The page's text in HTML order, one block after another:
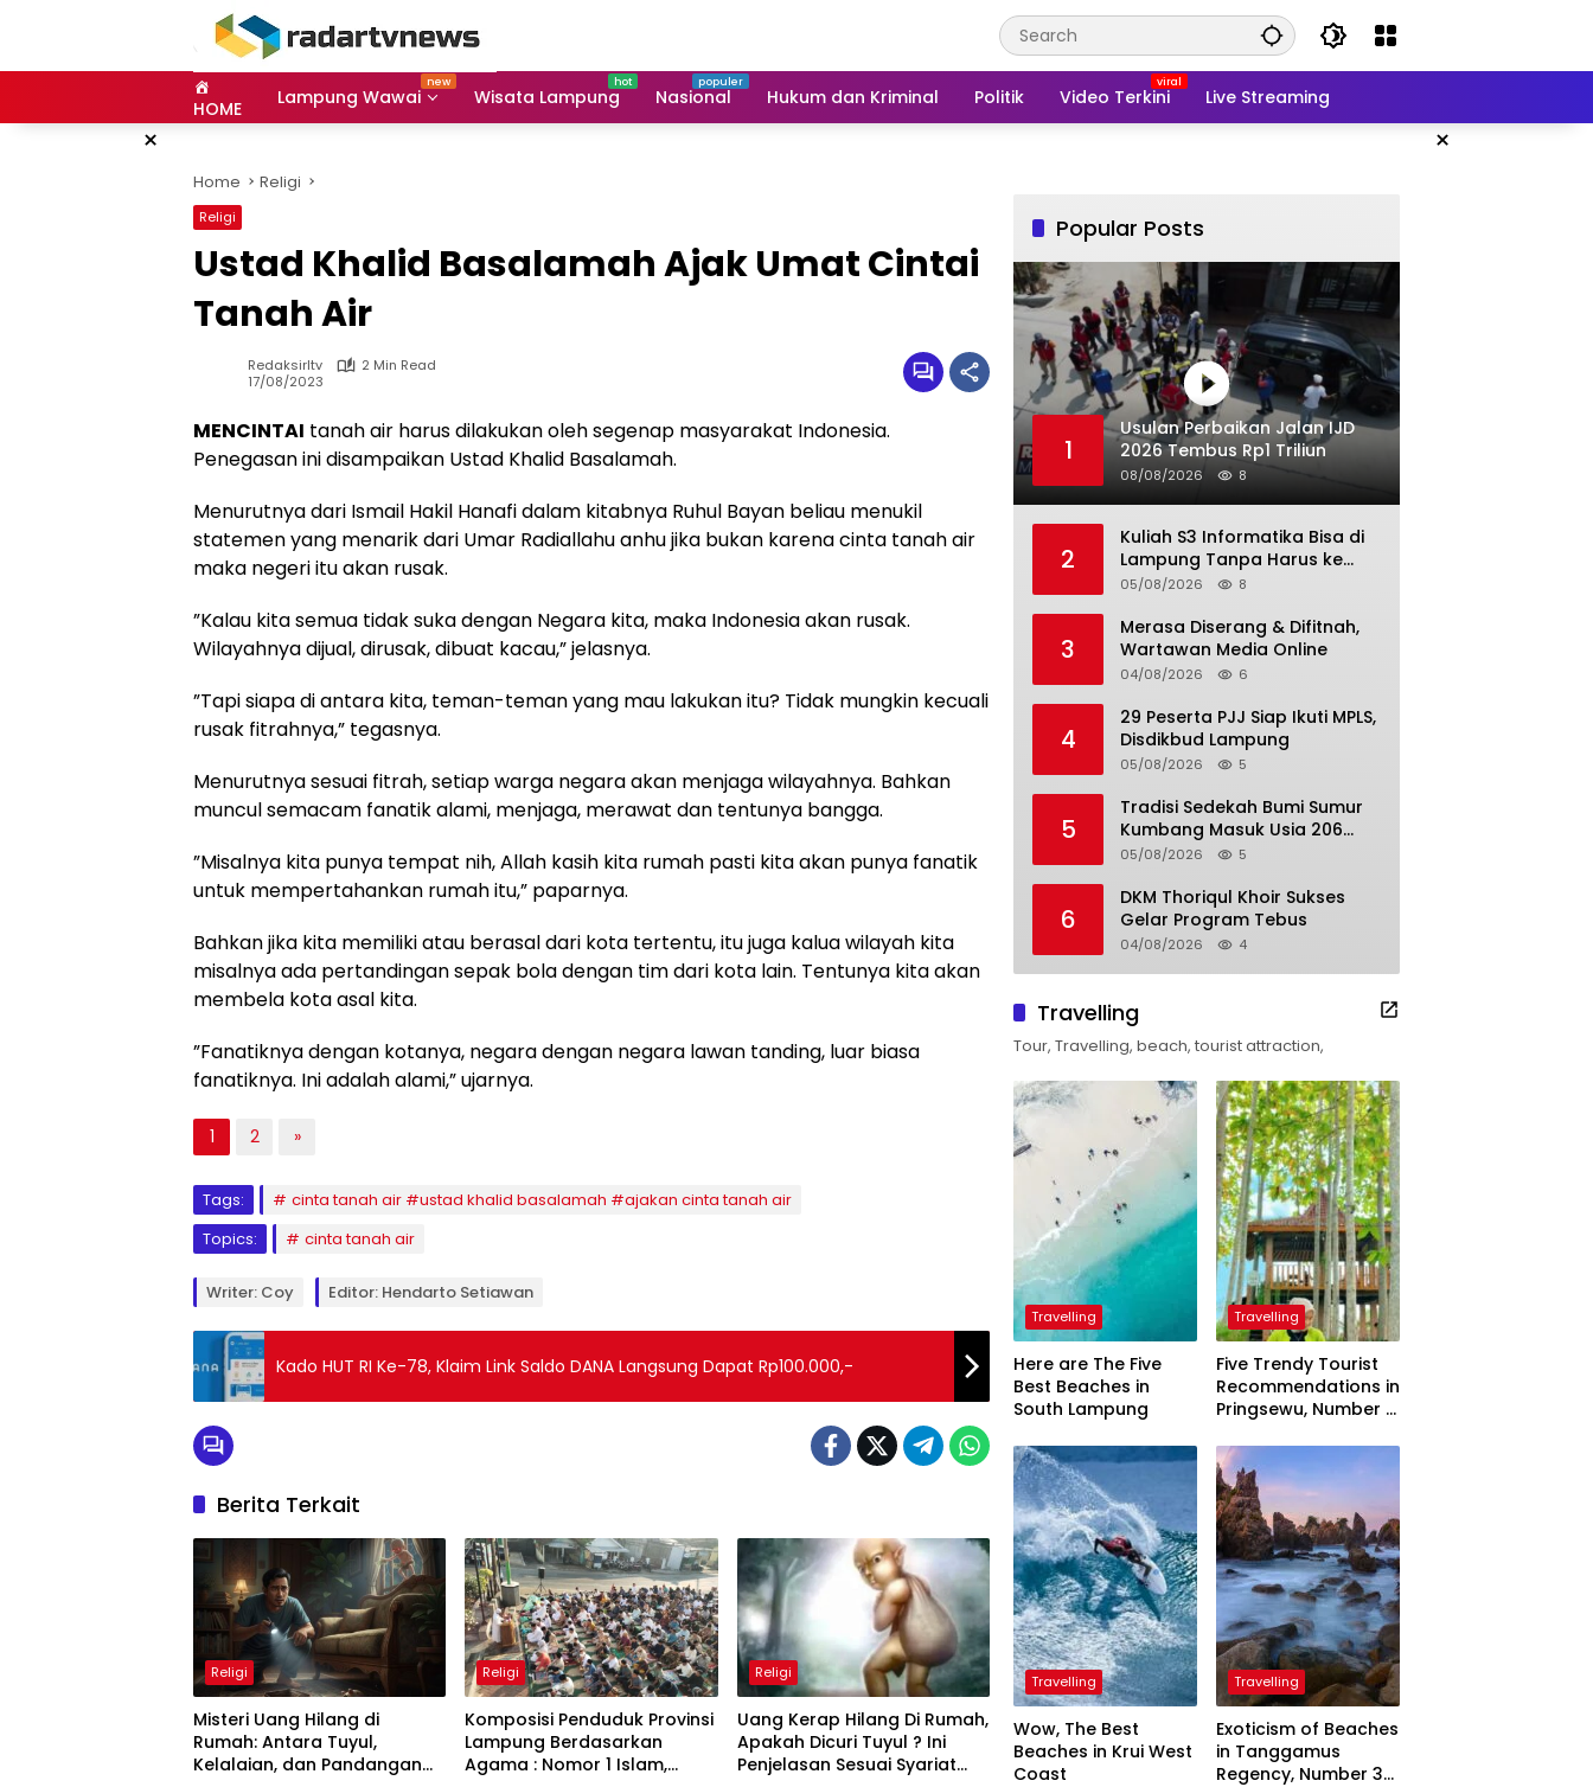
HOME Lampung Wawai Wisata Lampung Nasional Hukum dan Kriminal Politik Video Terkini Live Streaming
× ×
Home Religi
Religi
Ustad Khalid Basalamah Ajak Umat Cintai
Tanah Air
Redaksirltv
2 Min Read
17/08/2023
MENCINTAI tanah air harus dilakukan oleh segenap masyarakat Indonesia.
Penegasan ini disampaikan Ustad Khalid Basalamah.
Menurutnya dari Ismail Hakil Hanafi dalam kitabnya Ruhul Bayan beliau menukil
statemen yang menarik dari Umar Radiallahu anhu jika bukan karena cinta tanah air
maka negeri itu akan rusak.
”Kalau kita semua tidak suka dengan Negara kita, maka Indonesia akan rusak.
Wilayahnya dijual, dirusak, dibuat kacau,” jelasnya.
”Tapi siapa di antara kita, teman-teman yang mau lakukan itu? Tidak mungkin kecuali
rusak fitrahnya,” tegasnya.
Menurutnya sesuai fitrah, setiap warga negara akan menjaga wilayahnya. Bahkan
muncul semacam fanatik alami, menjaga, merawat dan tentunya bangga.
”Misalnya kita punya tempat nih, Allah kasih kita rumah pasti kita akan punya fanatik
untuk mempertahankan rumah itu,” paparnya.
Bahkan jika kita memiliki atau berasal dari kota tertentu, itu juga kalua wilayah kita
misalnya ada pertandingan sepak bola dengan tim dari kota lain. Tentunya kita akan
membela kota asal kita.
”Fanatiknya dengan kotanya, negara dengan negara lawan tanding, luar biasa
fanatiknya. Ini adalah alami,” ujarnya.
1 2 »
Tags:
cinta tanah air #ustad khalid basalamah #ajakan cinta tanah air
Topics:
cinta tanah air
Writer: Coy Editor: Hendarto Setiawan
Kado HUT RI Ke-78, Klaim Link Saldo DANA Langsung Dapat Rp100.000,-
Berita Terkait
Religi
Misteri Uang Hilang di
Rumah: Antara Tuyul,
Kelalaian, dan Pandangan
Religi
Komposisi Penduduk Provinsi
Lampung Berdasarkan
Agama : Nomor 1 Islam,
Religi
Uang Kerap Hilang Di Rumah,
Apakah Dicuri Tuyul ? Ini
Penjelasan Sesuai Syariat
Popular Posts
1
Usulan Perbaikan Jalan IJD
2026 Tembus Rp1 Triliun
08/08/2026 8
2
Kuliah S3 Informatika Bisa di
Lampung Tanpa Harus ke
Luar Daerah
05/08/2026 8
3
Merasa Diserang & Difitnah,
Wartawan Media Online
04/08/2026 6
4
29 Peserta PJJ Siap Ikuti MPLS,
Disdikbud Lampung
05/08/2026 5
5
Tradisi Sedekah Bumi Sumur
Kumbang Masuk Usia 206
Tahun
05/08/2026 5
6
DKM Thoriqul Khoir Sukses
Gelar Program Tebus
04/08/2026 4
Travelling
Tour, Travelling, beach, tourist attraction,
Travelling
Here are The Five
Best Beaches in
South Lampung
Travelling
Five Trendy Tourist
Recommendations in
Pringsewu, Number 3
President
Travelling
Wow, The Best
Beaches in Krui West
Coast
Travelling
Exoticism of Beaches
in Tanggamus
Regency, Number 3